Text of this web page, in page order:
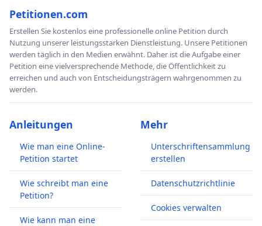
Petitionen.com
Erstellen Sie kostenlos eine professionelle online Petition durch
Nutzung unserer leistungsstarken Dienstleistung. Unsere Petitionen
werden täglich in den Medien erwähnt. Daher ist die Aufgabe einer
Petition eine vielversprechende Methode, die Öffentlichkeit zu
erreichen und auch von Entscheidungsträgern wahrgenommen zu
werden.
Anleitungen
Wie man eine Online-
Petition startet
Wie schreibt man eine
Petition?
Wie kann man eine
Mehr
Unterschriftensammlung
erstellen
Datenschutzrichtlinie
Cookies verwalten